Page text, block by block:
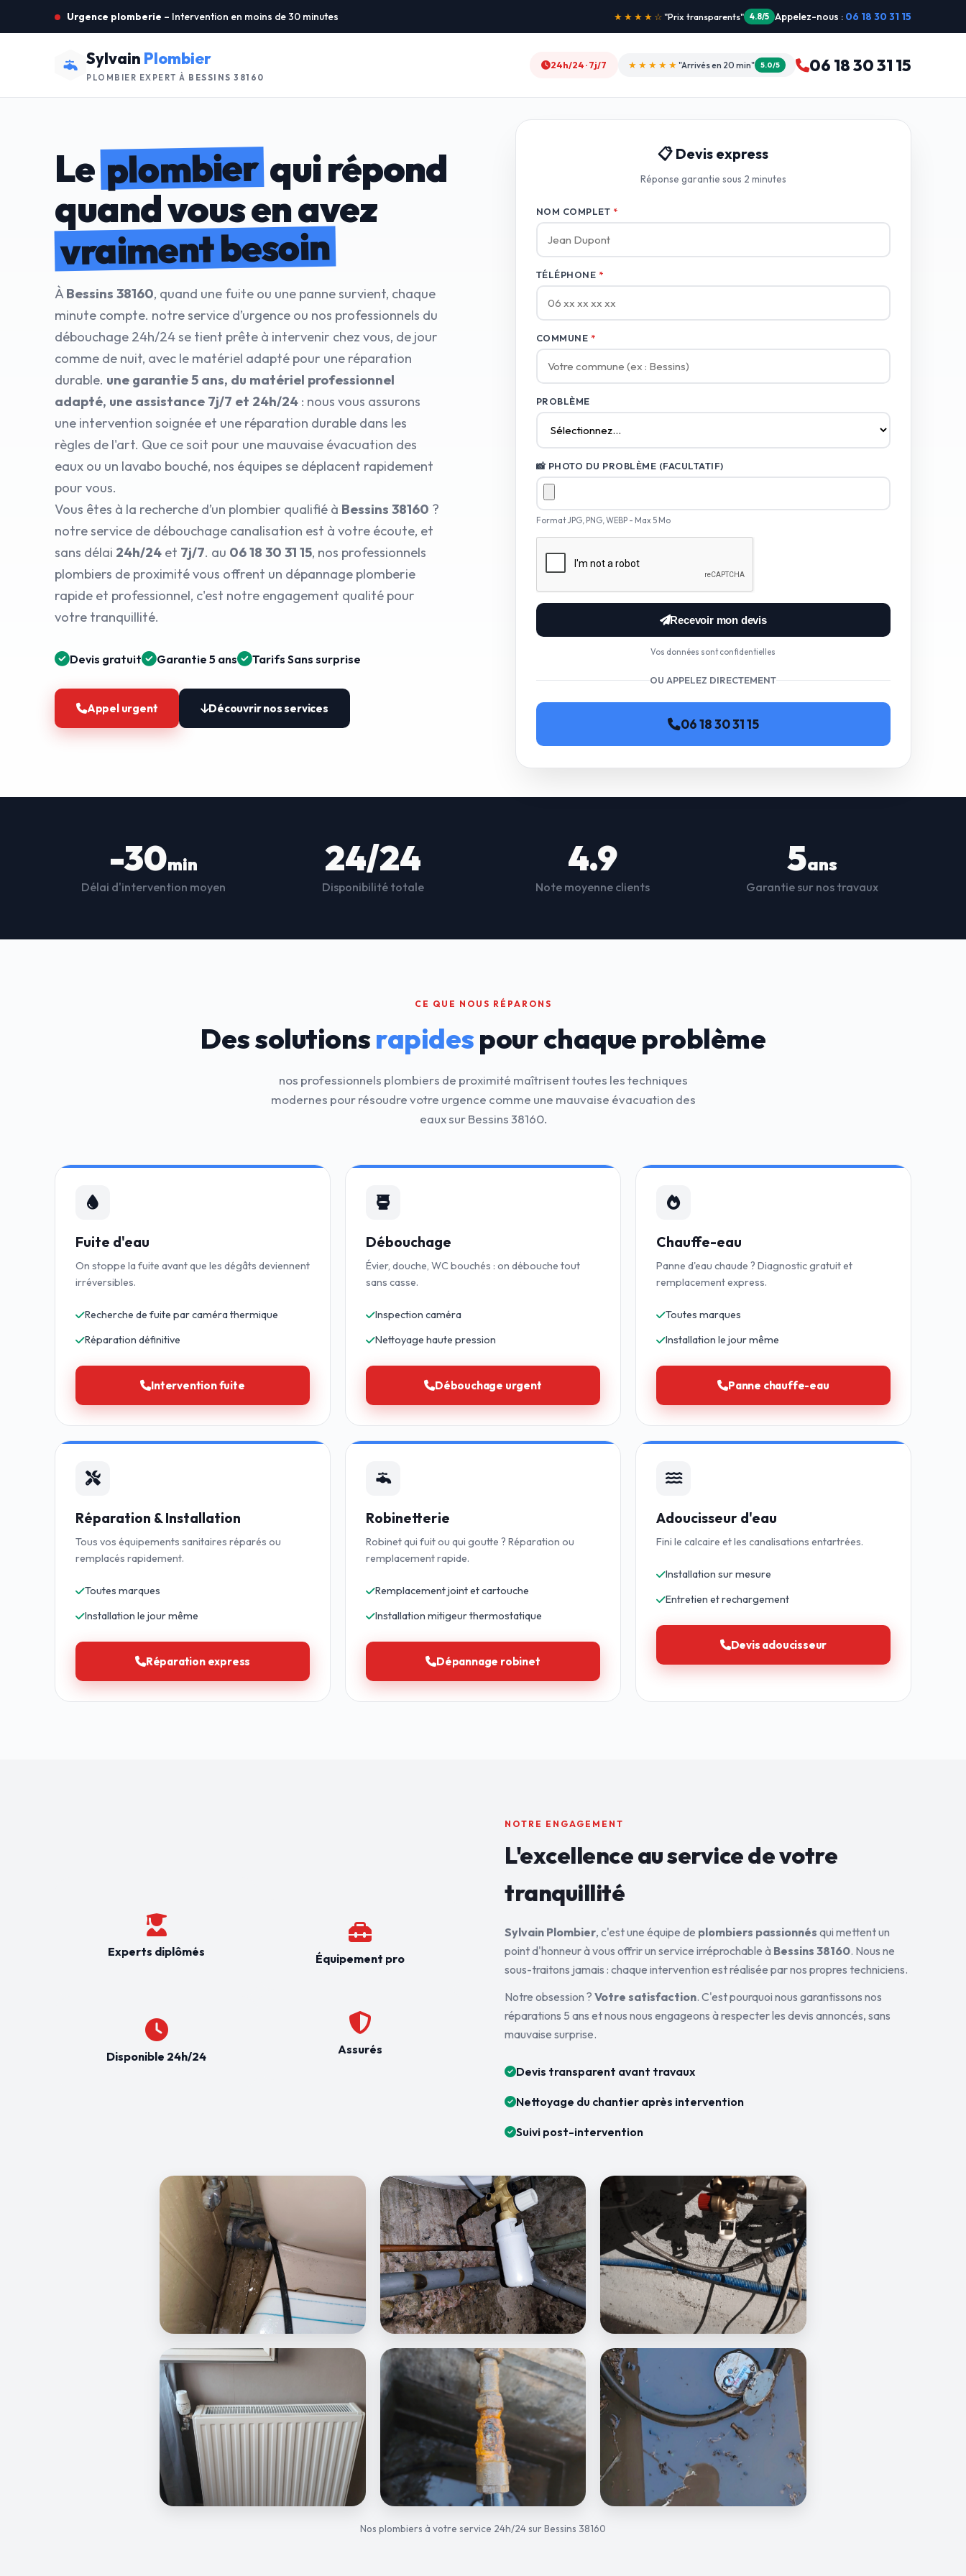
Urgence plomberie – Intervention en moins de 30 minutes ★★★★★ "Intervention dimanche" 5.0/5 Appelez-nous : 06 18 30 31 15
Sylvain Plombier
PLOMBIER EXPERT À BESSINS 38160
24h/24 · 7j/7 ★★★★★ "Arrivés en 20 min" 5.0/5 06 18 30 31 15
Leplombierqui répond
quand vous en avez
vraiment besoin
ÀBessins 38160, quand une fuite ou une panne survient, chaque
minute compte. notre service d’urgence ou nos professionnels du
débouchage 24h/24 se tient prête à intervenir chez vous, de jour
comme de nuit, avec le matériel adapté pour une réparation
durable. une garantie 5 ans, du matériel professionnel
adapté, une assistance 7j/7 et 24h/24 : nous vous assurons
une intervention soignée et une réparation durable dans les
règles de l'art. Que ce soit pour une mauvaise évacuation des
eaux ou un lavabo bouché, nos équipes se déplacent rapidement
pour vous.
Vous êtes à la recherche d’un plombier qualifié à Bessins 38160 ?
notre service de débouchage canalisation est à votre écoute, et
sans délai 24h/24 et 7j/7. au 06 18 30 31 15, nos professionnels
plombiers de proximité vous offrent un dépannage plomberie
rapide et professionnel, c'est notre engagement qualité pour
votre tranquillité.
Devis gratuit Garantie 5 ans Tarifs Sans surprise
Appel urgent Découvrir nos services
📋 Devis express
Réponse garantie sous 2 minutes
NOM COMPLET *
TÉLÉPHONE *
COMMUNE *
PROBLÈME
📸 PHOTO DU PROBLÈME (FACULTATIF)
Format JPG, PNG, WEBP - Max 5 Mo
Recevoir mon devis
Vos données sont confidentielles
OU APPELEZ DIRECTEMENT
06 18 30 31 15
-30min
Délai d'intervention moyen
24/24
Disponibilité totale
4.9
Note moyenne clients
5ans
Garantie sur nos travaux
CE QUE NOUS RÉPARONS
Des solutionsrapidespour chaque problème
nos professionnels plombiers de proximité maîtrisent toutes les techniques
modernes pour résoudre votre urgence comme une mauvaise évacuation des
eaux sur Bessins 38160.
Fuite d'eau
On stoppe la fuite avant que les dégâts deviennent
irréversibles.
Recherche de fuite par caméra thermique
Réparation définitive
Intervention fuite
Débouchage
Évier, douche, WC bouchés : on débouche tout
sans casse.
Inspection caméra
Nettoyage haute pression
Débouchage urgent
Chauffe-eau
Panne d'eau chaude ? Diagnostic gratuit et
remplacement express.
Toutes marques
Installation le jour même
Panne chauffe-eau
Réparation & Installation
Tous vos équipements sanitaires réparés ou
remplacés rapidement.
Toutes marques
Installation le jour même
Réparation express
Robinetterie
Robinet qui fuit ou qui goutte ? Réparation ou
remplacement rapide.
Remplacement joint et cartouche
Installation mitigeur thermostatique
Dépannage robinet
Adoucisseur d'eau
Fini le calcaire et les canalisations entartrées.
Installation sur mesure
Entretien et rechargement
Devis adoucisseur
Experts diplômés
Disponible 24h/24
Équipement pro
Assurés
NOTRE ENGAGEMENT
L'excellence au service devotre
tranquillité
Sylvain Plombier, c'est une équipe de plombiers passionnés qui mettent un
point d'honneur à vous offrir un service irréprochable à Bessins 38160. Nous ne
sous-traitons jamais : chaque intervention est réalisée par nos propres techniciens.
Notre obsession ? Votre satisfaction. C'est pourquoi nous garantissons nos
réparations 5 ans et nous nous engageons à respecter les devis annoncés, sans
mauvaise surprise.
Devis transparent avant travaux
Nettoyage du chantier après intervention
Suivi post-intervention
Nos plombiers à votre service 24h/24 sur Bessins 38160